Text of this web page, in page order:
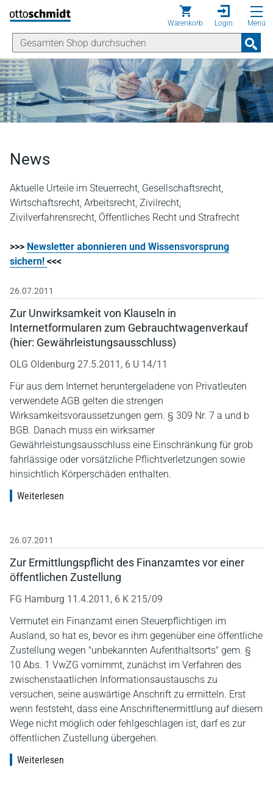
Direkt zum Inhalt
Warenkorb Login Menü
News
Aktuelle Urteile im Steuerrecht, Gesellschaftsrecht,
Wirtschaftsrecht, Arbeitsrecht, Zivilrecht,
Zivilverfahrensrecht, Öffentliches Recht und Strafrecht
>>> Newsletter abonnieren und Wissensvorsprung
sichern! <<<
26.07.2011
Zur Unwirksamkeit von Klauseln in
Internetformularen zum Gebrauchtwagenverkauf
(hier: Gewährleistungsausschluss)
OLG Oldenburg 27.5.2011, 6 U 14/11
Für aus dem Internet heruntergeladene von Privatleuten
verwendete AGB gelten die strengen
Wirksamkeitsvoraussetzungen gem. § 309 Nr. 7 a und b
BGB. Danach muss ein wirksamer
Gewährleistungsausschluss eine Einschränkung für grob
fahrlässige oder vorsätzliche Pflichtverletzungen sowie
hinsichtlich Körperschäden enthalten.
Weiterlesen
26.07.2011
Zur Ermittlungspflicht des Finanzamtes vor einer
öffentlichen Zustellung
FG Hamburg 11.4.2011, 6 K 215/09
Vermutet ein Finanzamt einen Steuerpflichtigen im
Ausland, so hat es, bevor es ihm gegenüber eine öffentliche
Zustellung wegen "unbekannten Aufenthaltsorts" gem. §
10 Abs. 1 VwZG vornimmt, zunächst im Verfahren des
zwischenstaatlichen Informationsaustauschs zu
versuchen, seine auswärtige Anschrift zu ermitteln. Erst
wenn feststeht, dass eine Anschriftenermittlung auf diesem
Wege nicht möglich oder fehlgeschlagen ist, darf es zur
öffentlichen Zustellung übergehen.
Weiterlesen